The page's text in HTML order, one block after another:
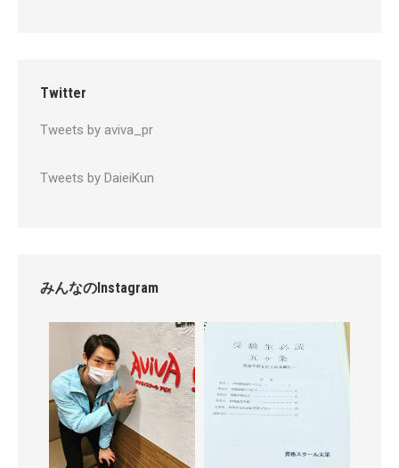
Twitter
Tweets by aviva_pr
Tweets by DaieiKun
みんなのInstagram